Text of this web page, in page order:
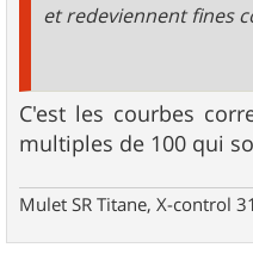
et redeviennent fines
C'est les courbes
multiples de 100 qui
Mulet SR Titane, X-control